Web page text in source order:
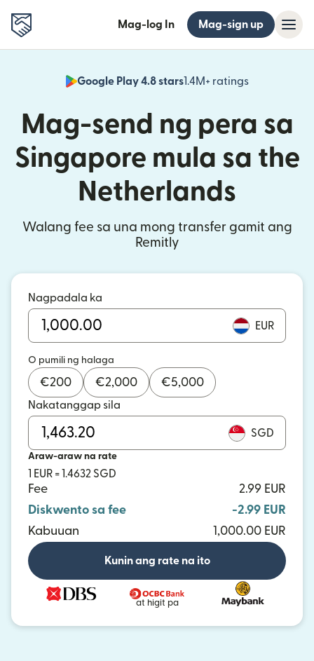
Mag-log In Mag-sign up
Google Play 4.8 stars1.4M+ ratings
(bubukas
Mag-send ng pera sa
Singapore mula sa the
Netherlands
Walang fee sa una mong transfer gamit ang
Remitly
Nagpadala ka
EUR
O pumili ng halaga
€200 €2,000 €5,000
Nakatanggap sila
SGD
Araw-araw na rate
1 EUR = 1.4632 SGD
Fee
2.99 EUR
Diskwento sa fee
-2.99 EUR
Kabuuan
1,000.00 EUR
Kunin ang rate na ito
at higit pa